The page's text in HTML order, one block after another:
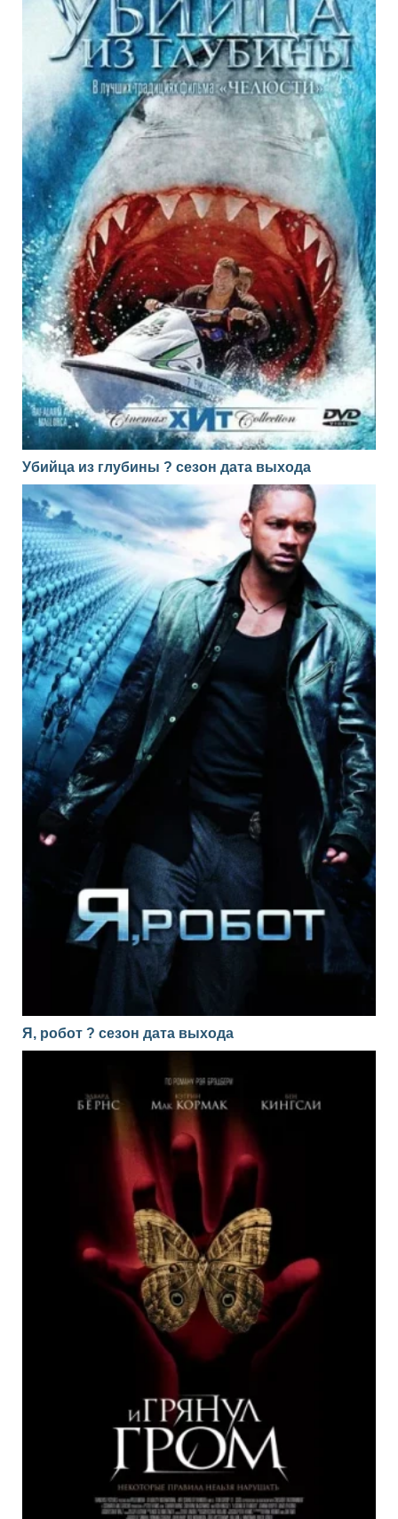
Убийца из глубины ? сезон дата выхода
Я, робот ? сезон дата выхода